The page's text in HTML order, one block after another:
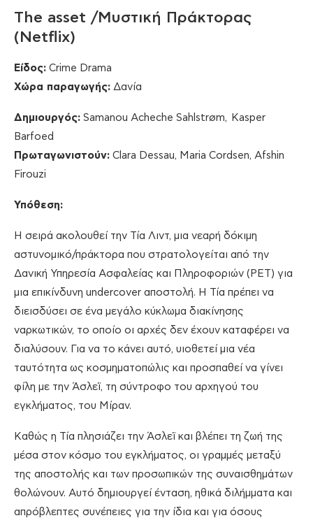
The asset /Μυστική Πράκτορας
(Netflix)
Είδος: Crime Drama
Χώρα παραγωγής: Δανία
Δημιουργός: Samanou Acheche Sahlstrøm, Kasper
Barfoed
Πρωταγωνιστούν: Clara Dessau, Maria Cordsen, Afshin
Firouzi
Υπόθεση:
Η σειρά ακολουθεί την Τία Λιντ, μια νεαρή δόκιμη
αστυνομικό/πράκτορα που στρατολογείται από την
Δανική Υπηρεσία Ασφαλείας και Πληροφοριών (PET) για
μια επικίνδυνη undercover αποστολή. Η Τία πρέπει να
διεισδύσει σε ένα μεγάλο κύκλωμα διακίνησης
ναρκωτικών, το οποίο οι αρχές δεν έχουν καταφέρει να
διαλύσουν. Για να το κάνει αυτό, υιοθετεί μια νέα
ταυτότητα ως κοσμηματοπώλις και προσπαθεί να γίνει
φίλη με την Άσλεϊ, τη σύντροφο του αρχηγού του
εγκλήματος, του Μίραν.
Καθώς η Τία πλησιάζει την Άσλεϊ και βλέπει τη ζωή της
μέσα στον κόσμο του εγκλήματος, οι γραμμές μεταξύ
της αποστολής και των προσωπικών της συναισθημάτων
θολώνουν. Αυτό δημιουργεί ένταση, ηθικά διλήμματα και
απρόβλεπτες συνέπειες για την ίδια και για όσους